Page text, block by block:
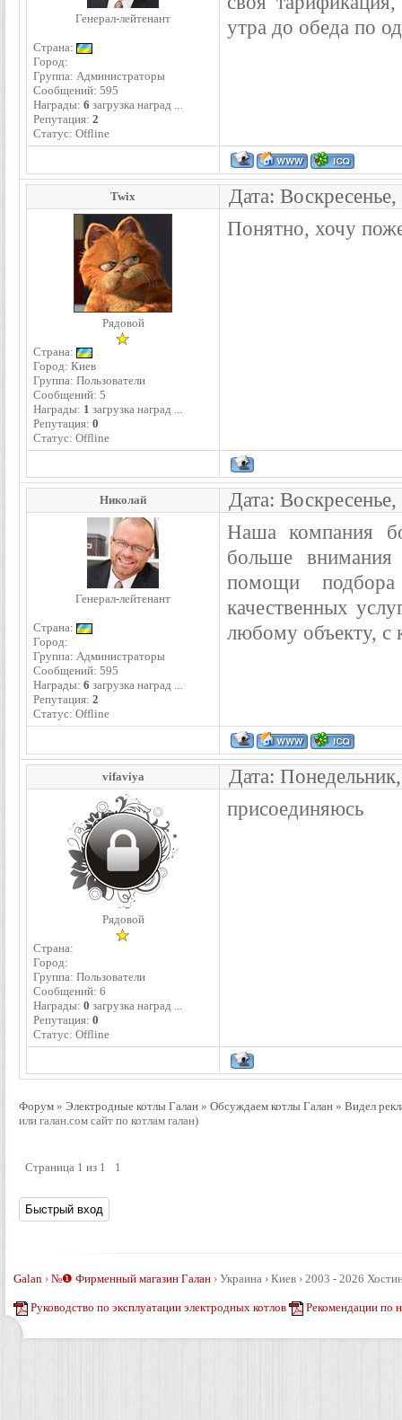
Генерал-лейтенант
Страна:
Город:
Группа: Администраторы
Сообщений: 595
Награды: 6 загрузка наград ...
Репутация: 2
Статус: Offline
утра до обеда по
Twix Дата:
Рядовой
Страна:
Город: Киев
Группа: Пользователи
Сообщений: 5
Награды: 1 загрузка наград ...
Репутация: 0
Статус: Offline
Понятно, хочу
Николай Дата:
Генерал-лейтенант
Страна:
Город:
Группа: Администраторы
Сообщений: 595
Награды: 6 загрузка наград ...
Репутация: 2
Статус: Offline
Наша компания
больше внимания
помощи подбора
качественных
любому объекту,
vifaviya Дата:
Рядовой
Страна:
Город:
Группа: Пользователи
Сообщений: 6
Награды: 0 загрузка наград ...
Репутация: 0
Статус: Offline
присоединяюсь
Форум » Электродные котлы Галан » Обсуждаем котлы Галан » Видел
или галан.сом сайт по котлам галан)
Страница 1 из 1 1
Galan › №❶ Фирменный магазин Галан › Украина › Киев › 2003 - 2026
Руководство по эксплуатации электродных котлов Рекомендации по